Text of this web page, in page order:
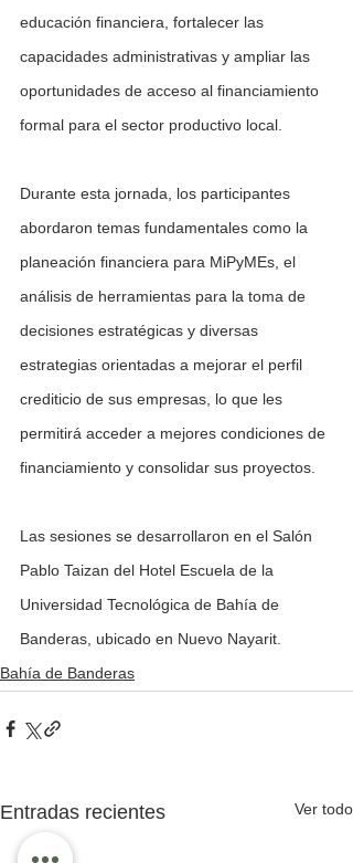
educación financiera, fortalecer las
capacidades administrativas y ampliar las
oportunidades de acceso al financiamiento
formal para el sector productivo local.
Durante esta jornada, los participantes
abordaron temas fundamentales como la
planeación financiera para MiPyMEs, el
análisis de herramientas para la toma de
decisiones estratégicas y diversas
estrategias orientadas a mejorar el perfil
crediticio de sus empresas, lo que les
permitirá acceder a mejores condiciones de
financiamiento y consolidar sus proyectos.
Las sesiones se desarrollaron en el Salón
Pablo Taizan del Hotel Escuela de la
Universidad Tecnológica de Bahía de
Banderas, ubicado en Nuevo Nayarit.
Bahía de Banderas
Entradas recientes Ver todo